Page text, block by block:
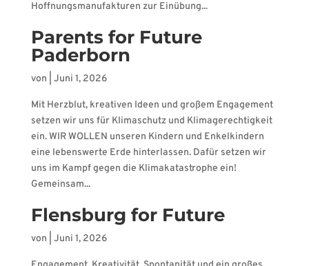
Hoffnungsmanufakturen zur Einübung...
Parents for Future
Paderborn
von Juni 1, 2026
Mit Herzblut, kreativen Ideen und großem Engagement
setzen wir uns für Klimaschutz und Klimagerechtigkeit
ein. WIR WOLLEN unseren Kindern und Enkelkindern
eine lebenswerte Erde hinterlassen. Dafür setzen wir
uns im Kampf gegen die Klimakatastrophe ein!
Gemeinsam...
Flensburg for Future
von Juni 1, 2026